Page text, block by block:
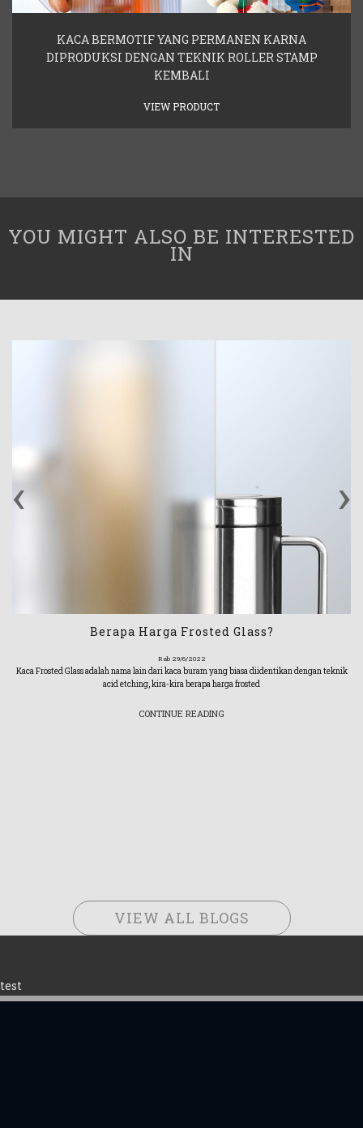
KACA BERMOTIF YANG PERMANEN KARNA
DIPRODUKSI DENGAN TEKNIK ROLLER STAMP
KEMBALI
VIEW PRODUCT
YOU MIGHT ALSO BE INTERESTED
IN
Berapa Harga Frosted Glass?
Rab 29/6/2022
Kaca Frosted Glass adalah nama lain dari kaca buram yang biasa diidentikan dengan teknik
acid etching, kira-kira berapa harga frosted
CONTINUE READING
‹ ›
VIEW ALL BLOGS
test